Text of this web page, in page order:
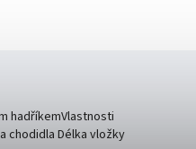
hadříkemVlastnosti
chodidla Délka vložky